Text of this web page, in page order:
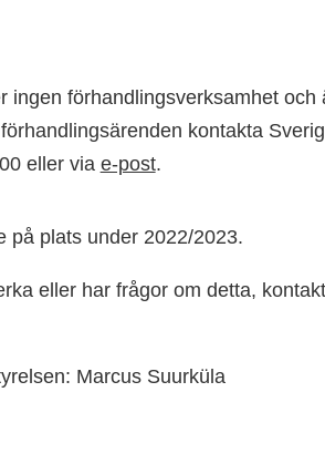
ingen förhandlingsverksamhet och
kontakta
eller via e-post.
på plats under 2022/2023.
eller har frågor om detta,
Marcus Suurküla